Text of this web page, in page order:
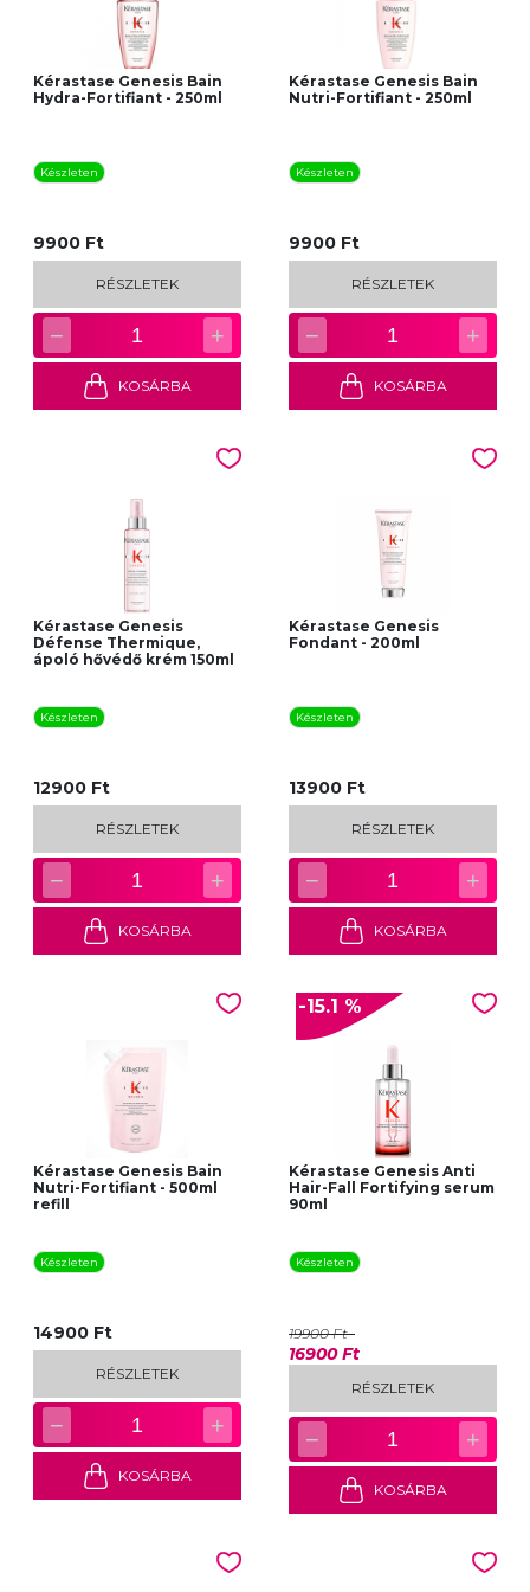
Kérastase Genesis Bain
Hydra-Fortifiant - 250ml
Készleten
9900 Ft
RÉSZLETEK
− 1 +
KOSÁRBA
Kérastase Genesis Bain
Nutri-Fortifiant - 250ml
Készleten
9900 Ft
RÉSZLETEK
− 1 +
KOSÁRBA
Kérastase Genesis
Défense Thermique,
ápoló hővédő krém 150ml
Készleten
12900 Ft
RÉSZLETEK
− 1 +
KOSÁRBA
Kérastase Genesis
Fondant - 200ml
Készleten
13900 Ft
RÉSZLETEK
− 1 +
KOSÁRBA
Kérastase Genesis Bain
Nutri-Fortifiant - 500ml
refill
Készleten
14900 Ft
RÉSZLETEK
− 1 +
KOSÁRBA
-15.1 %
Kérastase Genesis Anti
Hair-Fall Fortifying serum
90ml
Készleten
19900 Ft
16900 Ft
RÉSZLETEK
− 1 +
KOSÁRBA